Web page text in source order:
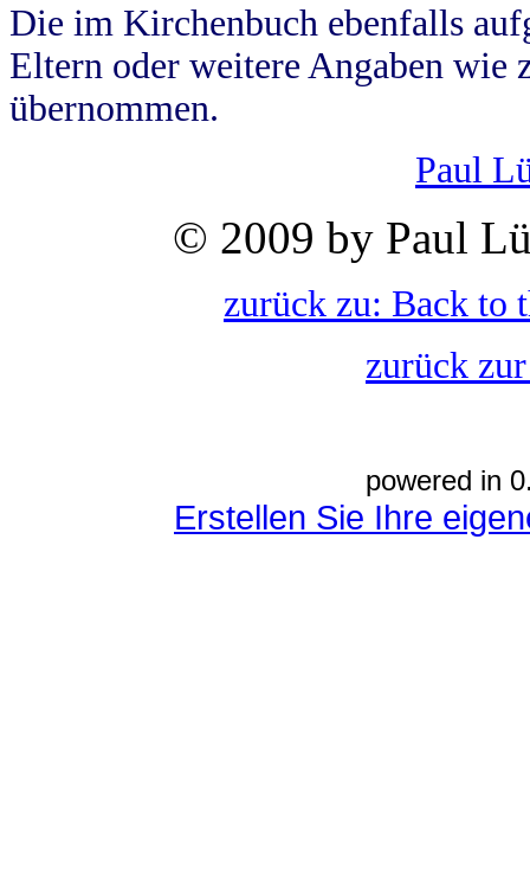
Die im Kirchenbuch ebenfalls
Eltern oder weitere Angaben wie
übernommen.
Paul
© 2009 by Paul
zurück zu: Back to
zurück
powered in
Erstellen Sie Ihre